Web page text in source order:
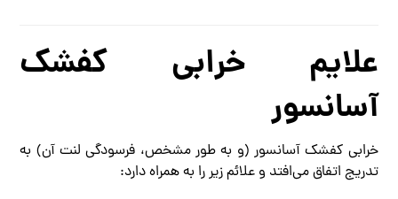
علایم خرابی کفشک
آسانسور
خرابی کفشک آسانسور (و به طور مشخص، فرسودگی لنت آن) به
تدریج اتفاق می‌افتد و علائم زیر را به همراه دارد: